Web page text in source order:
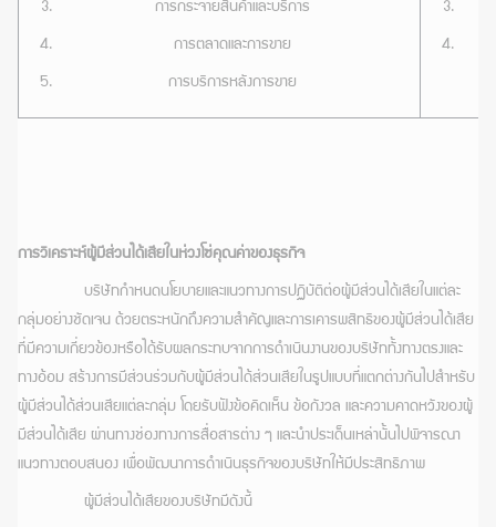
การกระจายสินค้าและบริการ
การตลาดและการขาย
การบริการหลังการขาย
การวิเคราะห์ผู้มีส่วนได้เสียในห่วงโซ่คุณค่าของธุรกิจ
บริษัทกำหนดนโยบายและแนวทางการปฏิบัติต่อผู้มีส่วนได้เสียในแต่ละ
กลุ่มอย่างชัดเจน ด้วยตระหนักถึงความสำคัญและการเคารพสิทธิของผู้มีส่วนได้เสีย
ที่มีความเกี่ยวข้องหรือได้รับผลกระทบจากการดำเนินงานของบริษัททั้งทางตรงและ
ทางอ้อม สร้างการมีส่วนร่วมกับผู้มีส่วนได้ส่วนเสียในรูปแบบที่แตกต่างกันไปสำหรับ
ผู้มีส่วนได้ส่วนเสียแต่ละกลุ่ม โดยรับฟังข้อคิดเห็น ข้อกังวล และความคาดหวังของผู้
มีส่วนได้เสีย ผ่านทางช่องทางการสื่อสารต่าง ๆ และนำประเด็นเหล่านั้นไปพิจารณา
แนวทางตอบสนอง เพื่อพัฒนาการดำเนินธุรกิจของบริษัทให้มีประสิทธิภาพ
ผู้มีส่วนได้เสียของบริษัทมีดังนี้